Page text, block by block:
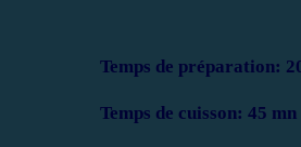
Temps de préparation:
Temps de cuisson: 45 mn